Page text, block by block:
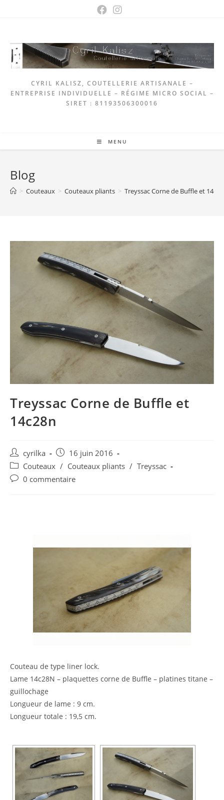
CYRIL KALISZ, COUTELLERIE ARTISANALE –
ENTREPRISE INDIVIDUELLE – RÉGIME MICRO SOCIAL –
SIRET : 81193506300016
MENU
Blog
> Couteaux > Couteaux pliants > Treyssac Corne de Buffle et
Treyssac Corne de Buffle et
14c28n
Post
author:
cyrilka
Post
published:
16 juin 2016
Post
category:
Couteaux / Couteaux pliants / Treyssac
Post0 commentaire
Couteau de type liner lock.
Lame 14c28N – plaquettes corne de Buffle – platines titane –
guillochage
Longueur de lame : 9 cm.
Longueur totale : 19,5 cm.